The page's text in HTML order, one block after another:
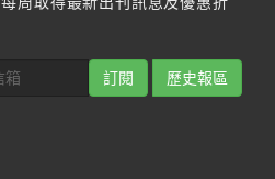
訂閱 歷史報區